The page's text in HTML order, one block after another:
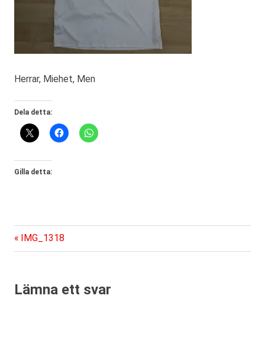
Herrar, Miehet, Men
Dela detta:
Gilla detta:
Inläggsnavigering
Föregående
inlägg:
IMG_1318
Lämna ett svar